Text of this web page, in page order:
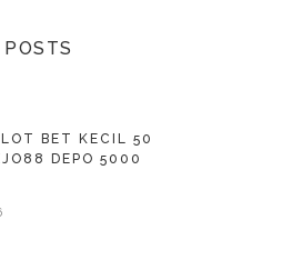
BET KECIL 50
DEPO 5000